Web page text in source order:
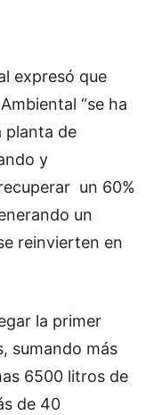
expresó que
“se ha
planta de
y
un 60%
un
reinvierten en
la primer
sumando más
6500 litros de
de 40